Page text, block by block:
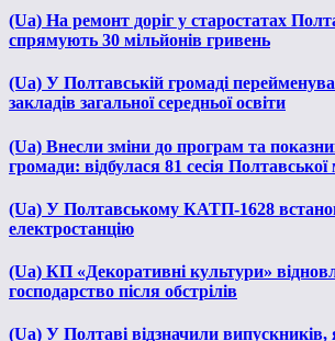
(Ua) На ремонт доріг у старостатах
спрямують 30 мільйонів гривень
(Ua) У Полтавській громаді
закладів загальної середньої освіти
(Ua) Внесли зміни до програм та
громади: відбулася 81 сесія Полтавської
(Ua) У Полтавському КАТП-1628
електростанцію
(Ua) КП «Декоративні культури»
господарство після обстрілів
(Ua) У Полтаві відзначили випускників,